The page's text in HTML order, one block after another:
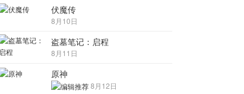
伏魔传
8月10日
盗墓笔记：启程
8月11日
原神
8月12日